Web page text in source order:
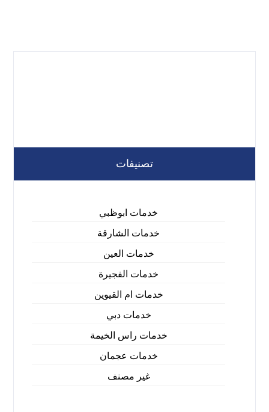
تصنيفات
خدمات ابوظبي
خدمات الشارقة
خدمات العين
خدمات الفجيرة
خدمات ام القيوين
خدمات دبي
خدمات راس الخيمة
خدمات عجمان
غير مصنف